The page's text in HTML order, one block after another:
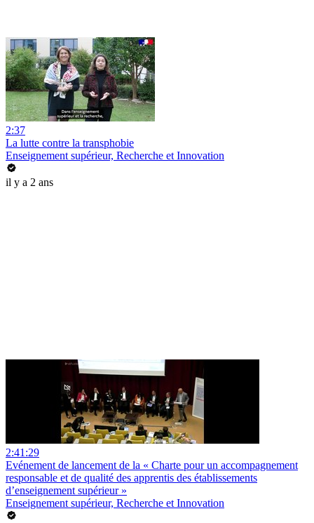
2:37
La lutte contre la transphobie
Enseignement supérieur, Recherche et Innovation
il y a 2 ans
2:41:29
Evénement de lancement de la « Charte pour un accompagnement
responsable et de qualité des apprentis des établissements
d’enseignement supérieur »
Enseignement supérieur, Recherche et Innovation